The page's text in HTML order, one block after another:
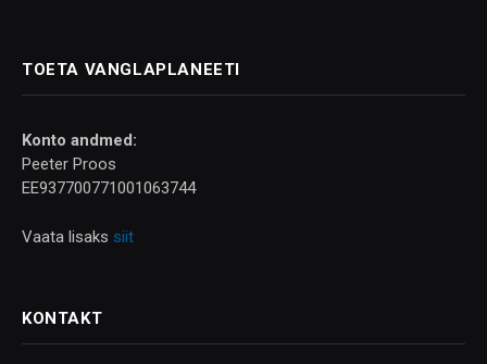
TOETA VANGLAPLANEETI
Konto andmed:
Peeter Proos
EE937700771001063744
Vaata lisaks siit
KONTAKT